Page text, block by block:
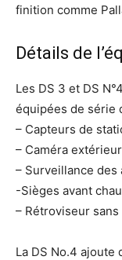
finition comme
Détails de
Les DS 3 et DS
équipées de série
– Capteurs de
– Caméra
– Surveillance des
-Sièges avant
– Rétroviseur sans
La DS No.4 ajoute